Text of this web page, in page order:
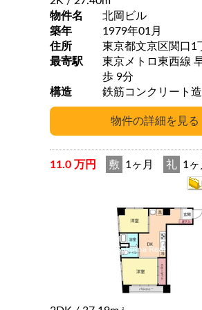
物件名
北岡ビル
築年
1979年01月
住所
東京都文京区関口1
最寄駅
東京メトロ東西線 早稲
歩 9分
構造
鉄筋コンクリート造
11.0 万円 敷 1ヶ月 礼 1ヶ
2